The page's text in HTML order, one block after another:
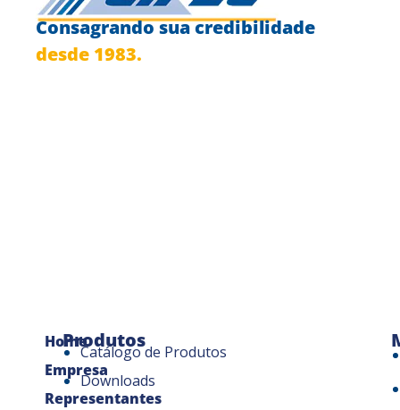
Consagrando sua credibilidade
desde 1983.
Home
Empresa
Representantes
Produtos
Catálogo de Produtos
Downloads